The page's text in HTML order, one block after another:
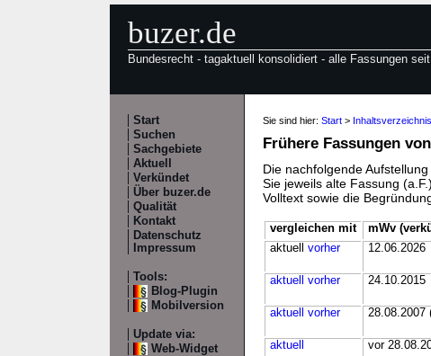
buzer.de
Bundesrecht - tagaktuell konsolidiert - alle Fassungen
Start
Suchen
Sachgebiete
Aktuell
Verkündet
Über buzer.de
Qualität
Kontakt
Datenschutz
Impressum
Tools:
Blog-Plugin
Mobilversion
Update via:
Web-Widget
Sie sind hier: Start >
Frühere Fassungen von
Die nachfolgende
Sie jeweils alte Fassung
Volltext sowie die
vergleichen mit mWv
aktuell vorher 12.06.2026
aktuell
vorher 24.10.2015
aktuell
vorher 28.08.2007
aktuell
vor